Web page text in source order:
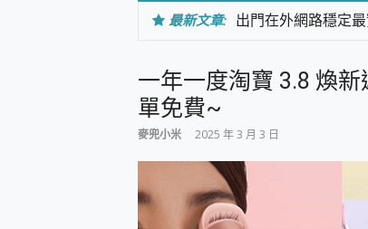
最新文章: 出門在外網路穩定
專為 PC上的 XBOX
台灣製攝影機在這
電力超超超持久
超懂拍、耐用 AI 街
防窺黑科技 Galaxy
AI 支付 一錶搞定大
超驚艷 讓人一眼就
一年一度淘寶 3.8 煥
單免費~
麥兜小米 2025 年 3 月 3 日